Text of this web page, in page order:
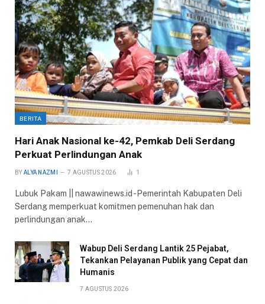
BERITA
Hari Anak Nasional ke-42, Pemkab Deli Serdang
Perkuat Perlindungan Anak
BY ALYA NAZMI 7 AGUSTUS 2026 1
Lubuk Pakam || nawawinews.id -Pemerintah Kabupaten Deli
Serdang memperkuat komitmen pemenuhan hak dan
perlindungan anak…
Wabup Deli Serdang Lantik 25 Pejabat,
Tekankan Pelayanan Publik yang Cepat dan
Humanis
7 AGUSTUS 2026